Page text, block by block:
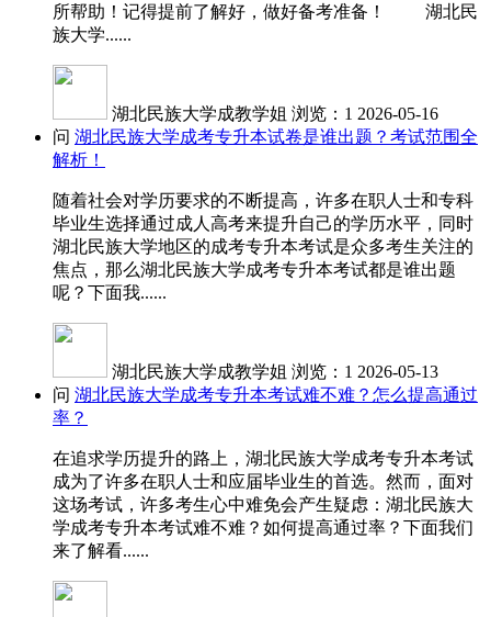
所帮助！记得提前了解好，做好备考准备！ 湖北民
族大学......
湖北民族大学成教学姐 浏览：1 2026-05-16
问 湖北民族大学成考专升本试卷是谁出题？考试范围全
解析！
随着社会对学历要求的不断提高，许多在职人士和专科
毕业生选择通过成人高考来提升自己的学历水平，同时
湖北民族大学地区的成考专升本考试是众多考生关注的
焦点，那么湖北民族大学成考专升本考试都是谁出题
呢？下面我......
湖北民族大学成教学姐 浏览：1 2026-05-13
问 湖北民族大学成考专升本考试难不难？怎么提高通过
率？
在追求学历提升的路上，湖北民族大学成考专升本考试
成为了许多在职人士和应届毕业生的首选。然而，面对
这场考试，许多考生心中难免会产生疑虑：湖北民族大
学成考专升本考试难不难？如何提高通过率？下面我们
来了解看......